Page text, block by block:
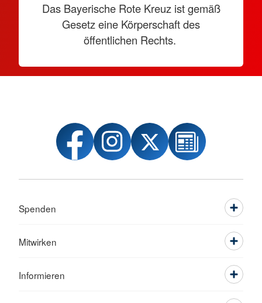
Das Bayerische Rote Kreuz ist gemäß
Gesetz eine Körperschaft des
öffentlichen Rechts.
Spenden
Mitwirken
Informieren